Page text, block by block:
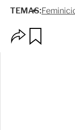
TEMAS:
p